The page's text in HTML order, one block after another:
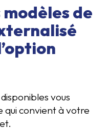
de
vous
qui convient à votre